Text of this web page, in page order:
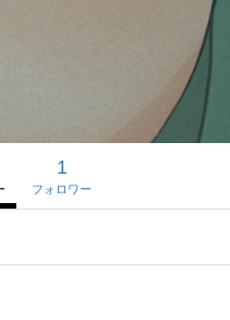
1
フォロワー